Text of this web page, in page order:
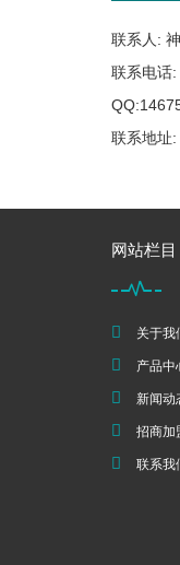
联系人:
联系电话
联系地址
网站栏目
关于我
产品中
新闻动
招商加
联系我